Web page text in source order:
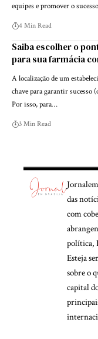
equipes e promover o
4 Min Read
Saiba escolher o
para sua farmácia
A localização de um
chave para garantir sucesso
Por isso, para…
3 Min Read
das
com
política,
Esteja
sobre o
capital